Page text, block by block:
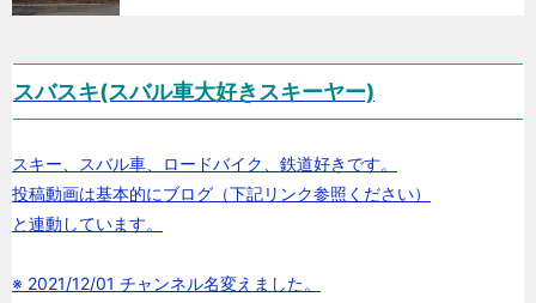
スバスキ(スバル車大好きスキーヤー)
スキー、スバル車、ロードバイク、鉄道好きです。
投稿動画は基本的にブログ（下記リンク参照ください）
と連動しています。
※ 2021/12/01 チャンネル名変えました。